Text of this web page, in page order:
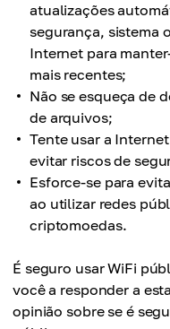
atualizações
segurança, sistema
Internet para
mais recentes;
Não se esqueça de
de arquivos;
Tente usar a
evitar riscos de
Esforce-se para
ao utilizar redes
criptomoedas.
É seguro usar WiFi
você a responder a
opinião sobre se é